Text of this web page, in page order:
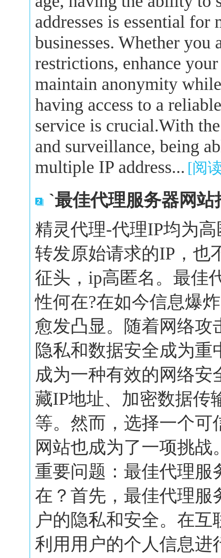
addresses is essential
businesses. Whether you
restrictions, enhance
maintain anonymity
having access to a
service is crucial.With
and surveillance, being
multiple IP address... [阅
`最佳代理服务器网
精灵代理-代理IP均为
转发原始请求的IP，也
征头，ip高匿名。最佳
性何在?在如今信息爆
愈发凸显。随着网络攻
隐私和数据安全成为
成为一种有效的网络
藏IP地址、加密数据传
等。然而，选择一个可
网站也成为了一项挑
重要问题：最佳代理服
在？首先，最佳代理服
户的隐私和安全。在
利用用户的个人信息进